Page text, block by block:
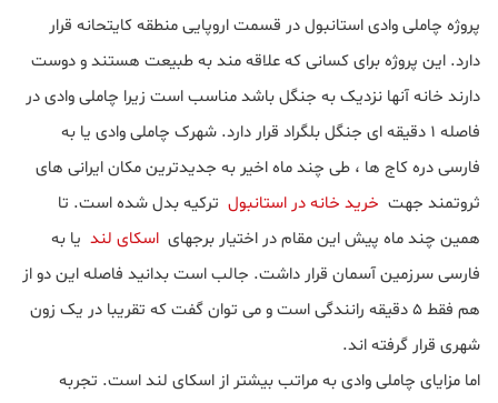
پروژه چاملی وادی استانبول در قسمت اروپایی منطقه کایتحانه قرار
دارد. این پروژه برای کسانی که علاقه مند به طبیعت هستند و دوست
دارند خانه آنها نزدیک به جنگل باشد مناسب است زیرا چاملی وادی در
فاصله ۱ دقیقه ای جنگل بلگراد قرار دارد. شهرک چاملی وادی یا به
فارسی دره کاج ها ، طی چند ماه اخیر به جدیدترین مکان ایرانی های
ثروتمند جهت خرید خانه در استانبول ترکیه بدل شده است. تا
همین چند ماه پیش این مقام در اختیار برجهای اسکای لند یا به
فارسی سرزمین آسمان قرار داشت. جالب است بدانید فاصله این دو از
هم فقط 5 دقیقه رانندگی است و می توان گفت که تقریبا در یک زون
شهری قرار گرفته اند.
اما مزایای چاملی وادی به مراتب بیشتر از اسکای لند است. تجربه